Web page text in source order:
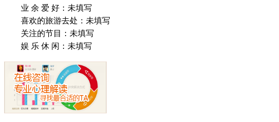
业 余 爱 好： 未填写
喜欢的旅游去处： 未填写
关注的节目： 未填写
娱 乐 休 闲： 未填写